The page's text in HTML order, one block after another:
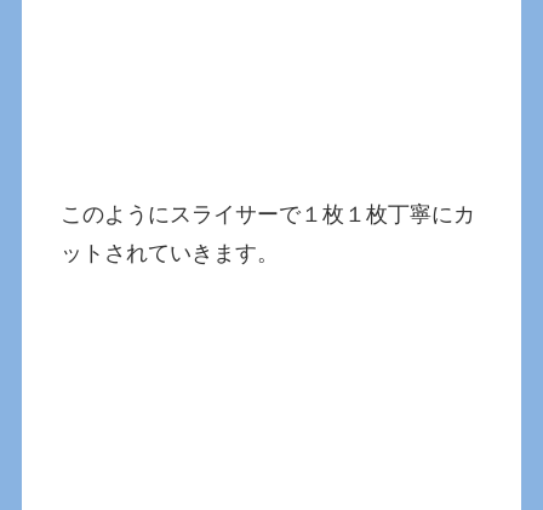
このようにスライサーで１枚１枚丁寧にカ
ットされていきます。